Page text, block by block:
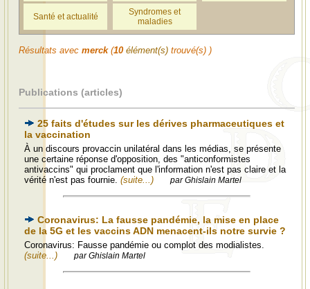
Santé et actualité
Syndromes et
maladies
Résultats avec merck (10 élément(s) trouvé(s) )
Publications (articles)
25 faits d'études sur les dérives pharmaceutiques et
la vaccination
À un discours provaccin unilatéral dans les médias, se présente
une certaine réponse d'opposition, des "anticonformistes
antivaccins" qui proclament que l'information n'est pas claire et la
vérité n'est pas fournie. (suite...) par Ghislain Martel
Coronavirus: La fausse pandémie, la mise en place
de la 5G et les vaccins ADN menacent-ils notre survie ?
Coronavirus: Fausse pandémie ou complot des modialistes.
(suite...)
par Ghislain Martel